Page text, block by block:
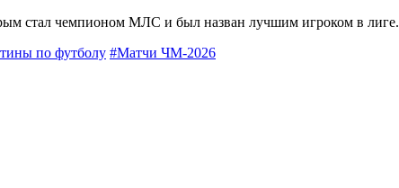
стал чемпионом МЛС и был назван лучшим игроком в лиге.
по футболу #Матчи ЧМ-2026